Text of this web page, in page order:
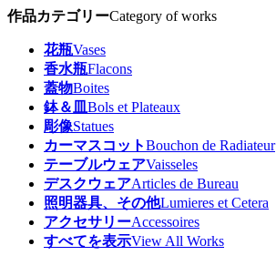
作品カテゴリーCategory of works
花瓶Vases
香水瓶Flacons
蓋物Boites
鉢＆皿 Bols et Plateaux
彫像Statues
カーマスコットBouchon de Radiateur
テーブルウェアVaisseles
デスクウェアArticles de Bureau
照明器具、その他Lumieres et Cetera
アクセサリーAccessoires
すべてを表示View All Works